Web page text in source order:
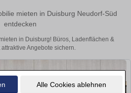
Alle Cookies ablehnen
mieten in Duisburg Neudorf-Süd
entdecken
in Duisburg! Büros, Ladenflächen &
attraktive Angebote sichern.